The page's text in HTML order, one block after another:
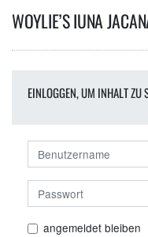
WOYLIE’S IUNA
EINLOGGEN, UM INHALT ZU
angemeldet bleiben